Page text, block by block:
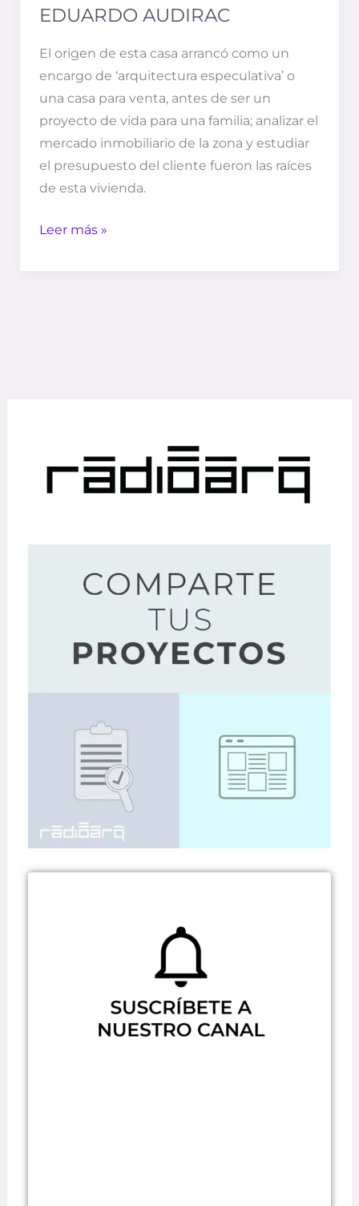
EDUARDO AUDIRAC
El origen de esta casa arrancó como un
encargo de ‘arquitectura especulativa’ o
una casa para venta, antes de ser un
proyecto de vida para una familia; analizar el
mercado inmobiliario de la zona y estudiar
el presupuesto del cliente fueron las raíces
de esta vivienda.
Leer más »